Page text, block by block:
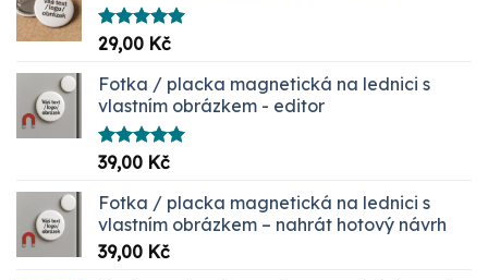
Hodnocení
5.00
29,00 Kč
Fotka / placka magnetická na lednici s
vlastním obrázkem - editor
Hodnocení
5.00
39,00 Kč
Fotka / placka magnetická na lednici s
vlastním obrázkem – nahrát hotový návrh
39,00 Kč